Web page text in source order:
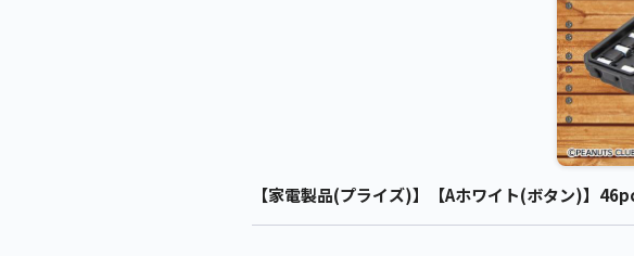
【家電製品(プライズ)】【Aホワイト(ボタン)】